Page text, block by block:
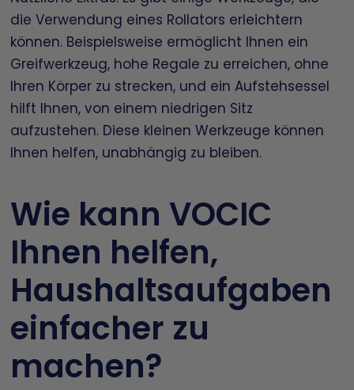
die Verwendung eines Rollators erleichtern
können. Beispielsweise ermöglicht Ihnen ein
Greifwerkzeug, hohe Regale zu erreichen, ohne
Ihren Körper zu strecken, und ein Aufstehsessel
hilft Ihnen, von einem niedrigen Sitz
aufzustehen. Diese kleinen Werkzeuge können
Ihnen helfen, unabhängig zu bleiben.
Wie kann VOCIC
Ihnen helfen,
Haushaltsaufgaben
einfacher zu
machen?